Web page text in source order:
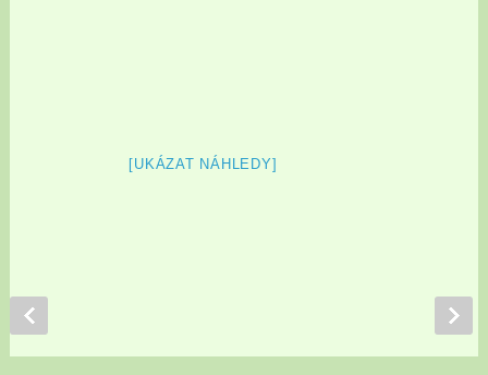
[UKÁZAT NÁHLEDY]